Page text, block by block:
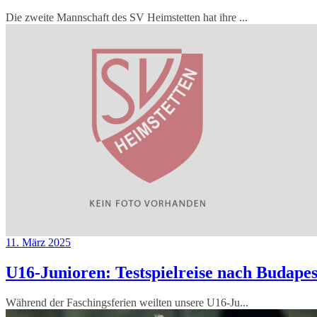
Die zweite Mannschaft des SV Heimstetten hat ihre ...
11. März 2025
U16-Junioren: Testspielreise nach
Während der Faschingsferien weilten unsere U16-Ju...